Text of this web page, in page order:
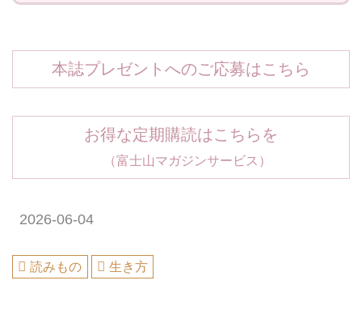
本誌プレゼントへのご応募はこちら
お得な定期購読はこちらを
（富士山マガジンサービス）
2026-06-04
読みもの 生き方